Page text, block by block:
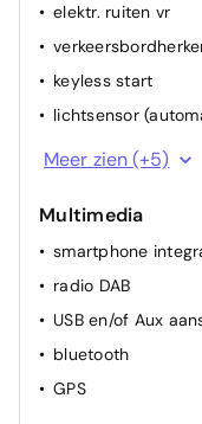
elektr. ruiten vr
keyless start
lichtsensor
lendensteun
regensensor
spiegel(s) elektr.
airconditioning (vol
Meer zien (+5)
Multimedia
smartphone
radio DAB
USB en/of Aux
bluetooth
GPS